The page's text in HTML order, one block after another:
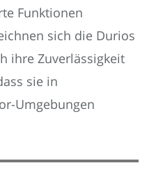
Funktionen
sich die Durios
ihre Zuverlässigkeit
sie in
Umgebungen